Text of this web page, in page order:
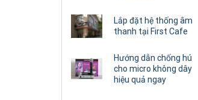
Lắp đặt hệ thống âm
thanh tại First Cafe
Hướng dẫn chống hú
cho micro không dây
hiệu quả ngay